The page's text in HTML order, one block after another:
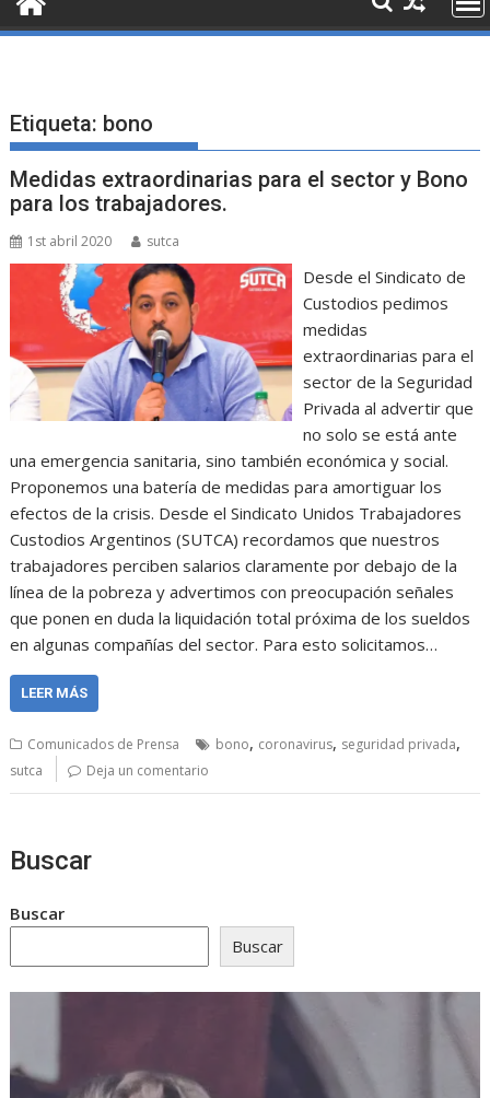
Etiqueta: bono
Medidas extraordinarias para el sector y Bono
para los trabajadores.
1st abril 2020 sutca
Desde el Sindicato de
Custodios pedimos
medidas
extraordinarias para el
sector de la Seguridad
Privada al advertir que
no solo se está ante
una emergencia sanitaria, sino también económica y social.
Proponemos una batería de medidas para amortiguar los
efectos de la crisis. Desde el Sindicato Unidos Trabajadores
Custodios Argentinos (SUTCA) recordamos que nuestros
trabajadores perciben salarios claramente por debajo de la
línea de la pobreza y advertimos con preocupación señales
que ponen en duda la liquidación total próxima de los sueldos
en algunas compañías del sector. Para esto solicitamos…
LEER MÁS
Comunicados de Prensa bono, coronavirus, seguridad privada,
sutca Deja un comentario
Buscar
Buscar
Buscar